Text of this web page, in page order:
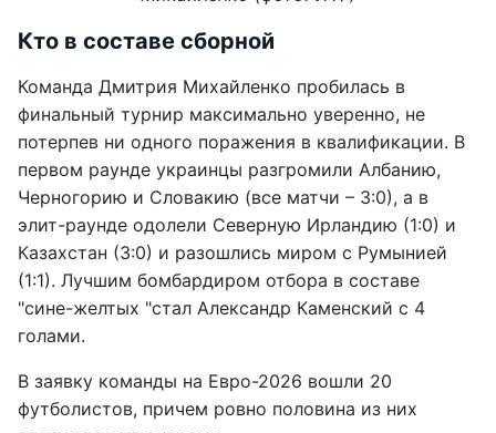
Кто в составе сборной
Команда Дмитрия Михайленко пробилась в
финальный турнир максимально уверенно, не
потерпев ни одного поражения в квалификации. В
первом раунде украинцы разгромили Албанию,
Черногорию и Словакию (все матчи – 3:0), а в
элит-раунде одолели Северную Ирландию (1:0) и
Казахстан (3:0) и разошлись миром с Румынией
(1:1). Лучшим бомбардиром отбора в составе
"сине-желтых "стал Александр Каменский с 4
голами.
В заявку команды на Евро-2026 вошли 20
футболистов, причем ровно половина из них